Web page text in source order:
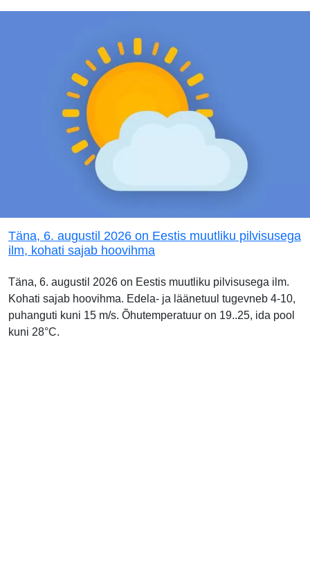
Täna, 6. augustil 2026 on Eestis muutliku pilvisusega
ilm, kohati sajab hoovihma
Täna, 6. augustil 2026 on Eestis muutliku pilvisusega ilm.
Kohati sajab hoovihma. Edela- ja läänetuul tugevneb 4-10,
puhanguti kuni 15 m/s. Õhutemperatuur on 19..25, ida pool
kuni 28°C.